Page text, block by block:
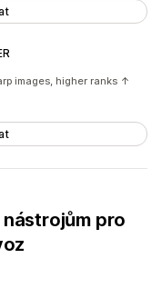
images, higher ranks ↑
pro